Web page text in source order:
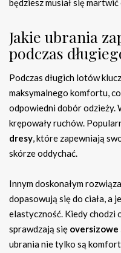
będziesz musiał się
Jakie ubrania
podczas
Podczas długich lotów
maksymalnego komfortu,
odpowiedni dobór odzieży.
krępowały ruchów.
dresy, które zapewniają
skórze oddychać.
Innym doskonałym
dopasowują się do ciała, a
elastyczność. Kiedy chodzi
sprawdzają się
ubrania nie tylko są